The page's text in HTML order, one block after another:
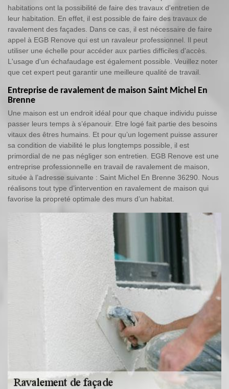
habitations ont la possibilité de faire des travaux d'entretien de
leur habitation. En effet, il est possible de faire des travaux de
ravalement des façades. Dans ce cas, il est nécessaire de faire
appel à EGB Renove qui est un ravaleur professionnel. Il peut
utiliser une échelle pour accéder aux parties difficiles d'accès.
L'usage d'un échafaudage est également possible. Veuillez noter
que cet expert peut garantir une meilleure qualité de travail.
Entreprise de ravalement de maison Saint Michel En
Brenne
Une maison est un endroit idéal pour que chaque individu puisse
passer leurs temps à s’épanouir. Etre logé fait partie des besoins
vitaux des êtres humains. Et pour qu’un logement puisse assurer
sa condition de viabilité le plus longtemps possible, il est
primordial de ne pas négliger son entretien. EGB Renove est une
entreprise professionnelle en travail de ravalement de maison,
située à l’adresse suivante : Saint Michel En Brenne 36290. Nous
réalisons tout type d’intervention en ravalement de maison qui
favorise la propreté optimale des murs d’un habitat.